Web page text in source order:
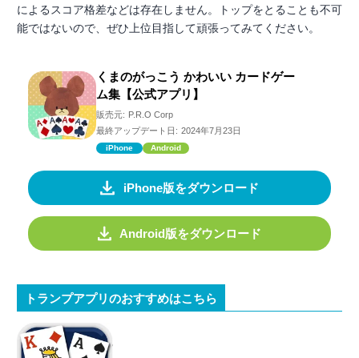
によるスコア格差などは存在しません。トップをとることも不可
能ではないので、ぜひ上位目指して頑張ってみてください。
くまのがっこう かわいい カードゲー
ム集【公式アプリ】
販売元: P.R.O Corp
最終アップデート日: 2024年7月23日
iPhone Android
iPhone版をダウンロード
Android版をダウンロード
トランプアプリのおすすめはこちら